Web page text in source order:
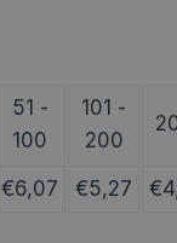
51 -
100
101 -
200
€6,07 €5,27 €